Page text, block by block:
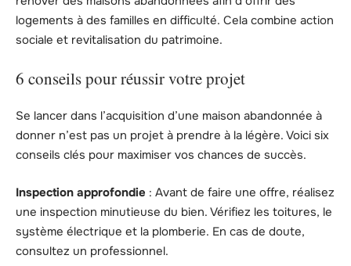
logements à des familles en difficulté. Cela combine action
sociale et revitalisation du patrimoine.
6 conseils pour réussir votre projet
Se lancer dans l’acquisition d’une maison abandonnée à
donner n’est pas un projet à prendre à la légère. Voici six
conseils clés pour maximiser vos chances de succès.
Inspection approfondie : Avant de faire une offre, réalisez
une inspection minutieuse du bien. Vérifiez les toitures, le
système électrique et la plomberie. En cas de doute,
consultez un professionnel.